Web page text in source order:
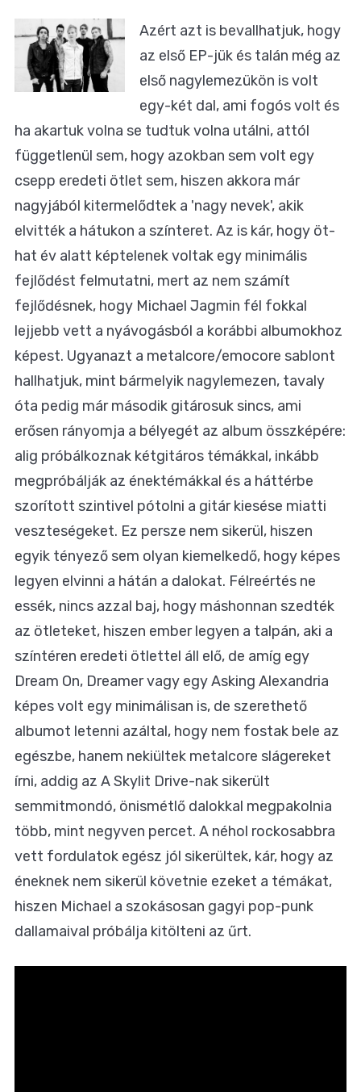
Azért azt is bevallhatjuk, hogy
az első EP-jük és talán még az
első nagylemezükön is volt
egy-két dal, ami fogós volt és
ha akartuk volna se tudtuk volna utálni, attól
függetlenül sem, hogy azokban sem volt egy
csepp eredeti ötlet sem, hiszen akkora már
nagyjából kitermelődtek a 'nagy nevek', akik
elvitték a hátukon a színteret. Az is kár, hogy öt-
hat év alatt képtelenek voltak egy minimális
fejlődést felmutatni, mert az nem számít
fejlődésnek, hogy Michael Jagmin fél fokkal
lejjebb vett a nyávogásból a korábbi albumokhoz
képest. Ugyanazt a metalcore/emocore sablont
hallhatjuk, mint bármelyik nagylemezen, tavaly
óta pedig már második gitárosuk sincs, ami
erősen rányomja a bélyegét az album összképére:
alig próbálkoznak kétgitáros témákkal, inkább
megpróbálják az énektémákkal és a háttérbe
szorított szintivel pótolni a gitár kiesése miatti
veszteségeket. Ez persze nem sikerül, hiszen
egyik tényező sem olyan kiemelkedő, hogy képes
legyen elvinni a hátán a dalokat. Félreértés ne
essék, nincs azzal baj, hogy máshonnan szedték
az ötleteket, hiszen ember legyen a talpán, aki a
színtéren eredeti ötlettel áll elő, de amíg egy
Dream On, Dreamer vagy egy Asking Alexandria
képes volt egy minimálisan is, de szerethető
albumot letenni azáltal, hogy nem fostak bele az
egészbe, hanem nekiültek metalcore slágereket
írni, addig az A Skylit Drive-nak sikerült
semmitmondó, önismétlő dalokkal megpakolnia
több, mint negyven percet. A néhol rockosabbra
vett fordulatok egész jól sikerültek, kár, hogy az
éneknek nem sikerül követnie ezeket a témákat,
hiszen Michael a szokásosan gagyi pop-punk
dallamaival próbálja kitölteni az űrt.